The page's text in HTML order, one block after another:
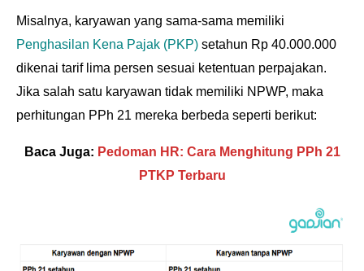
Misalnya, karyawan yang sama-sama memiliki
Penghasilan Kena Pajak (PKP) setahun Rp 40.000.000
dikenai tarif lima persen sesuai ketentuan perpajakan.
Jika salah satu karyawan tidak memiliki NPWP, maka
perhitungan PPh 21 mereka berbeda seperti berikut:
Baca Juga: Pedoman HR: Cara Menghitung PPh 21
PTKP Terbaru